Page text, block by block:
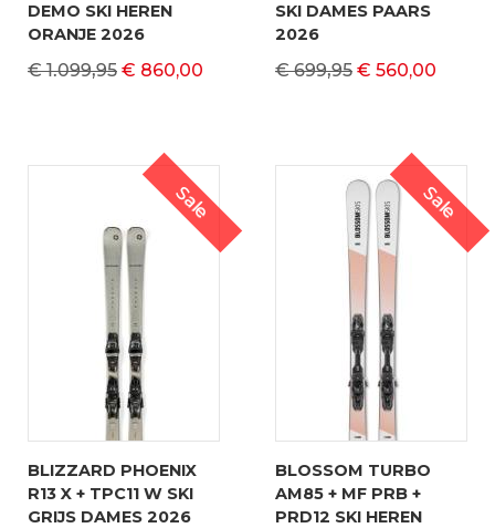
DEMO SKI HEREN
ORANJE 2026
€ 1.099,95 € 860,00
SKI DAMES PAARS
2026
€ 699,95 € 560,00
Sale
BLIZZARD PHOENIX
R13 X + TPC11 W SKI
GRIJS DAMES 2026
Sale
BLOSSOM TURBO
AM85 + MF PRB +
PRD12 SKI HEREN